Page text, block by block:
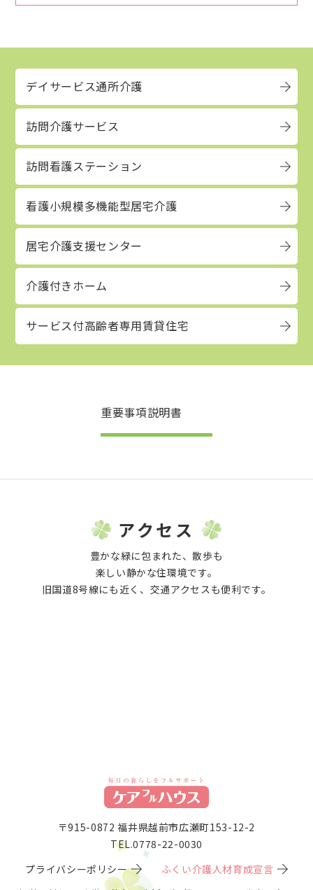
デイサービス通所介護
訪問介護サービス
訪問看護ステーション
看護小規模多機能型居宅介護
居宅介護支援センター
介護付きホーム
サービス付高齢者専用賃貸住宅
重要事項説明書
アクセス
豊かな緑に包まれた、散歩も
楽しい静かな住環境です。
旧国道8号線にも近く、交通アクセスも便利です。
〒915-0872 福井県越前市広瀬町153-12-2
TEL.0778-22-0030
プライバシーポリシー
ふくい介護人材育成宣言